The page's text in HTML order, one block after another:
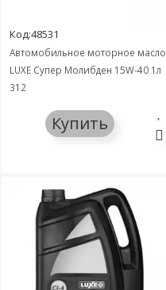
Код:48531
Автомобильное моторное масло
LUXE Супер Молибден 15W-40 1л
312
Купить